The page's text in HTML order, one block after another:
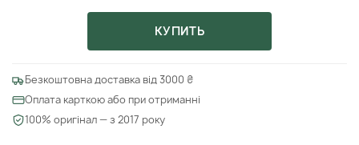
КУПИТЬ
Безкоштовна доставка від 3000 ₴
Оплата карткою або при отриманні
100% оригінал — з 2017 року